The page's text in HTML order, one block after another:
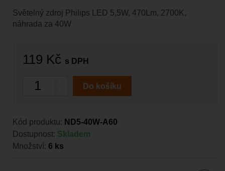
Světelný zdroj Philips LED 5,5W, 470Lm, 2700K,
náhrada za 40W
119 Kč s DPH
Počet
Do košíku
Kód produktu: ND5-40W-A60
Dostupnost: Skladem
Množství: 6 ks